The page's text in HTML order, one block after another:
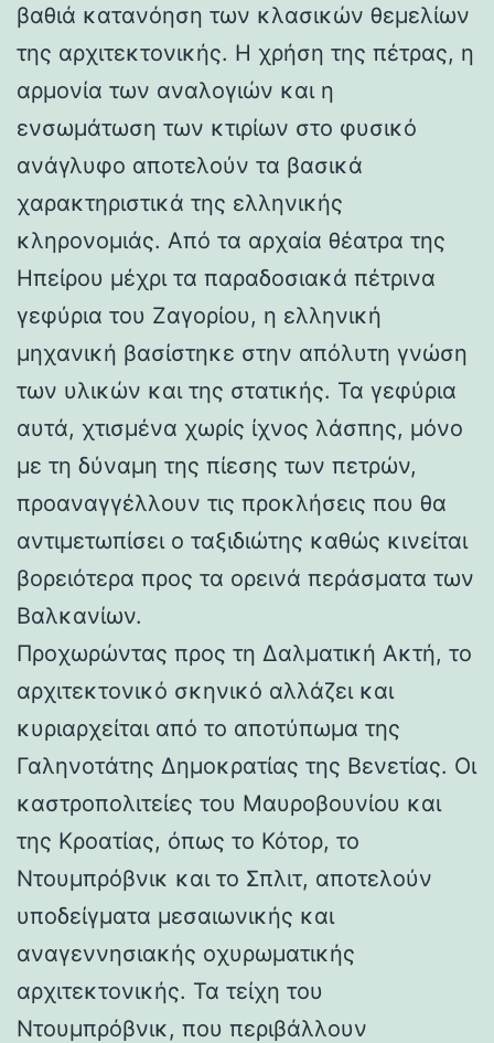
βαθιά κατανόηση των κλασικών θεμελίων
της αρχιτεκτονικής. Η χρήση της πέτρας, η
αρμονία των αναλογιών και η
ενσωμάτωση των κτιρίων στο φυσικό
ανάγλυφο αποτελούν τα βασικά
χαρακτηριστικά της ελληνικής
κληρονομιάς. Από τα αρχαία θέατρα της
Ηπείρου μέχρι τα παραδοσιακά πέτρινα
γεφύρια του Ζαγορίου, η ελληνική
μηχανική βασίστηκε στην απόλυτη γνώση
των υλικών και της στατικής. Τα γεφύρια
αυτά, χτισμένα χωρίς ίχνος λάσπης, μόνο
με τη δύναμη της πίεσης των πετρών,
προαναγγέλλουν τις προκλήσεις που θα
αντιμετωπίσει ο ταξιδιώτης καθώς κινείται
βορειότερα προς τα ορεινά περάσματα των
Βαλκανίων.
Προχωρώντας προς τη Δαλματική Ακτή, το
αρχιτεκτονικό σκηνικό αλλάζει και
κυριαρχείται από το αποτύπωμα της
Γαληνοτάτης Δημοκρατίας της Βενετίας. Οι
καστροπολιτείες του Μαυροβουνίου και
της Κροατίας, όπως το Κότορ, το
Ντουμπρόβνικ και το Σπλιτ, αποτελούν
υποδείγματα μεσαιωνικής και
αναγεννησιακής οχυρωματικής
αρχιτεκτονικής. Τα τείχη του
Ντουμπρόβνικ, που περιβάλλουν